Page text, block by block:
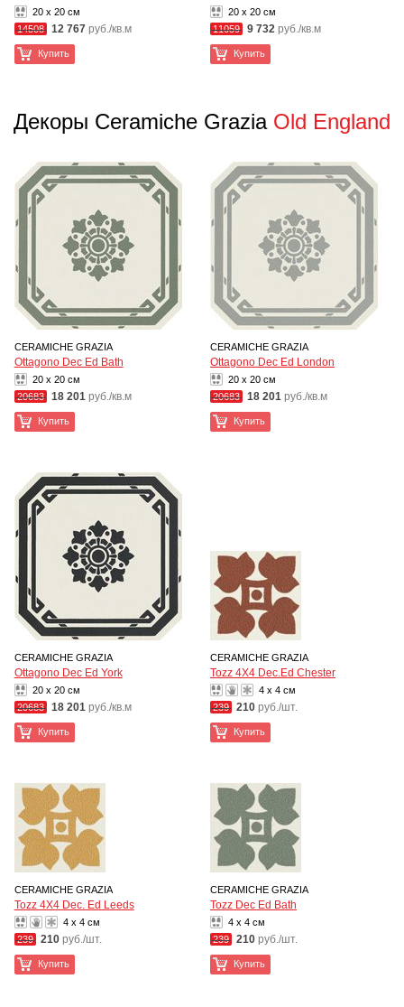
20 x 20 см
14508 12 767 руб./кв.м
Купить
20 x 20 см
11059 9 732 руб./кв.м
Купить
Декоры Ceramiche Grazia Old England
CERAMICHE GRAZIA
Ottagono Dec Ed Bath
20 x 20 см
20683 18 201 руб./кв.м
Купить
CERAMICHE GRAZIA
Ottagono Dec Ed London
20 x 20 см
20683 18 201 руб./кв.м
Купить
CERAMICHE GRAZIA
Ottagono Dec Ed York
20 x 20 см
20683 18 201 руб./кв.м
Купить
CERAMICHE GRAZIA
Tozz 4X4 Dec.Ed Chester
4 x 4 см
239 210 руб./шт.
Купить
CERAMICHE GRAZIA
Tozz 4X4 Dec. Ed Leeds
4 x 4 см
239 210 руб./шт.
Купить
CERAMICHE GRAZIA
Tozz Dec Ed Bath
4 x 4 см
239 210 руб./шт.
Купить